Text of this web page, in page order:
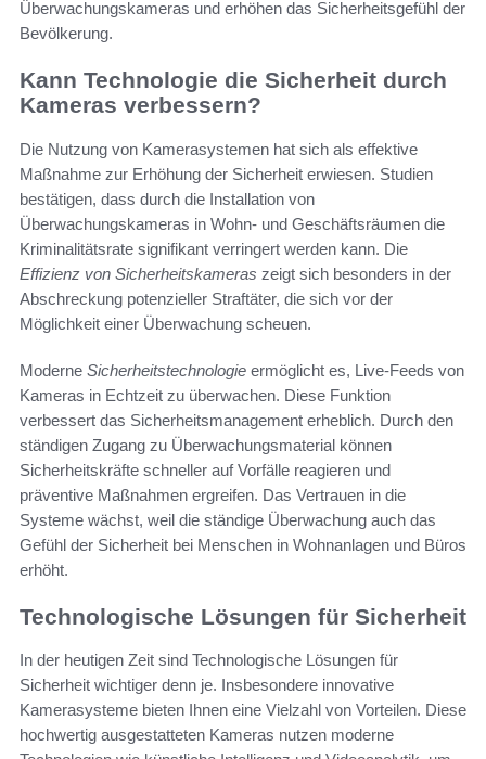
Überwachungskameras und erhöhen das Sicherheitsgefühl der
Bevölkerung.
Kann Technologie die Sicherheit durch
Kameras verbessern?
Die Nutzung von Kamerasystemen hat sich als effektive
Maßnahme zur Erhöhung der Sicherheit erwiesen. Studien
bestätigen, dass durch die Installation von
Überwachungskameras in Wohn- und Geschäftsräumen die
Kriminalitätsrate signifikant verringert werden kann. Die
Effizienz von Sicherheitskameras zeigt sich besonders in der
Abschreckung potenzieller Straftäter, die sich vor der
Möglichkeit einer Überwachung scheuen.
Moderne Sicherheitstechnologie ermöglicht es, Live-Feeds von
Kameras in Echtzeit zu überwachen. Diese Funktion
verbessert das Sicherheitsmanagement erheblich. Durch den
ständigen Zugang zu Überwachungsmaterial können
Sicherheitskräfte schneller auf Vorfälle reagieren und
präventive Maßnahmen ergreifen. Das Vertrauen in die
Systeme wächst, weil die ständige Überwachung auch das
Gefühl der Sicherheit bei Menschen in Wohnanlagen und Büros
erhöht.
Technologische Lösungen für Sicherheit
In der heutigen Zeit sind Technologische Lösungen für
Sicherheit wichtiger denn je. Insbesondere innovative
Kamerasysteme bieten Ihnen eine Vielzahl von Vorteilen. Diese
hochwertig ausgestatteten Kameras nutzen moderne